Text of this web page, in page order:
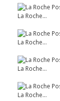
La Roche...
La Roche...
La Roche...
La Roche...